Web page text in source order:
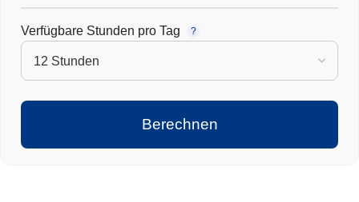
Verfügbare Stunden pro Tag ?
Berechnen